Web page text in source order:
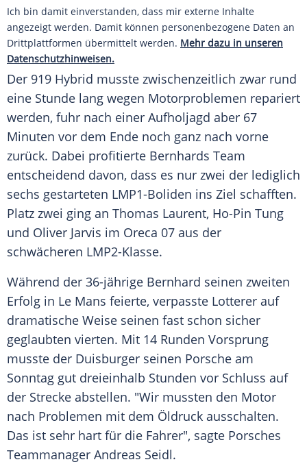
Ich bin damit einverstanden, dass mir externe Inhalte
angezeigt werden. Damit können personenbezogene Daten an
Drittplattformen übermittelt werden. Mehr dazu in unseren
Datenschutzhinweisen.
Der 919 Hybrid musste zwischenzeitlich zwar rund
eine Stunde lang wegen Motorproblemen repariert
werden, fuhr nach einer Aufholjagd aber 67
Minuten vor dem Ende noch ganz nach vorne
zurück. Dabei profitierte Bernhards Team
entscheidend davon, dass es nur zwei der lediglich
sechs gestarteten LMP1-Boliden ins Ziel schafften.
Platz zwei ging an Thomas Laurent, Ho-Pin Tung
und Oliver Jarvis im Oreca 07 aus der
schwächeren LMP2-Klasse.
Während der 36-jährige Bernhard seinen zweiten
Erfolg in Le Mans feierte, verpasste Lotterer auf
dramatische Weise seinen fast schon sicher
geglaubten vierten. Mit 14 Runden Vorsprung
musste der Duisburger seinen Porsche am
Sonntag gut dreieinhalb Stunden vor Schluss auf
der Strecke abstellen. "Wir mussten den Motor
nach Problemen mit dem Öldruck ausschalten.
Das ist sehr hart für die Fahrer", sagte Porsches
Teammanager Andreas Seidl.